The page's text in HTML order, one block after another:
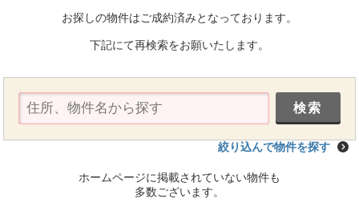
お探しの物件はご成約済みとなっております。
下記にて再検索をお願いたします。
絞り込んで物件を探す
ホームページに掲載されていない物件も
多数ございます。